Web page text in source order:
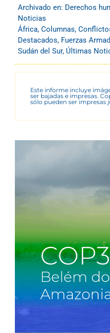
Archivado en: Derechos
Noticias
África, Columnas,
Destacados, Fuerzas
Sudán del Sur, Últimas
Este informe incluye
ser bajadas e impresas.
sólo pueden ser impresas